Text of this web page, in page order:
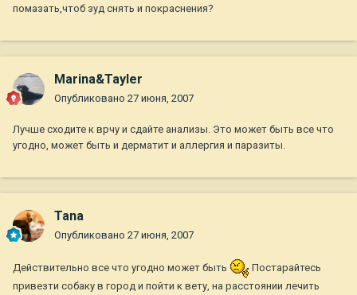
помазать,чтоб зуд снять и покраснения?
Marina&Tayler
Опубликовано 27 июня, 2007
Лучше сходите к врчу и сдайте анализы. Это может быть все что
угодно, может быть и дерматит и аллергия и паразиты.
Tana
Опубликовано 27 июня, 2007
Действительно все что угодно может быть
Постарайтесь
привезти собаку в город и пойти к вету, на расстоянии лечить